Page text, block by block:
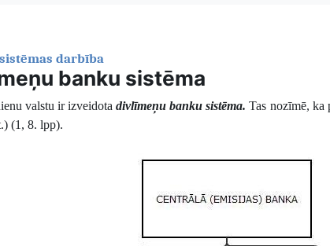
darbība
banku sistēma
valstu ir izveidotadivlīmeņu banku sistēma. Tas nozīmē, ka
(1, 8. lpp).